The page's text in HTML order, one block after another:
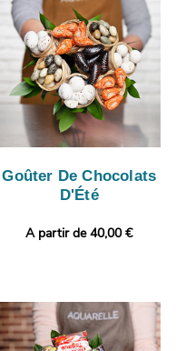
Goûter De Chocolats
D'Été
A partir de 40,00 €